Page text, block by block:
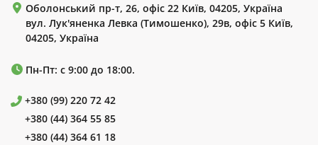
Оболонський пр-т, 26, офіс 22 Київ, 04205, Україна
вул. Лук'яненка Левка (Тимошенко), 29в, офіс 5 Київ,
04205, Україна
Пн-Пт: с 9:00 до 18:00.
+380 (99) 220 72 42
+380 (44) 364 55 85
+380 (44) 364 61 18